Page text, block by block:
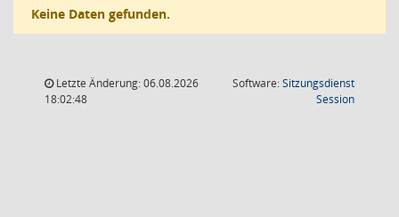
Keine Daten gefunden.
Letzte Änderung: 06.08.2026
18:02:48
Software:Sitzungsdienst
Session(Wird in